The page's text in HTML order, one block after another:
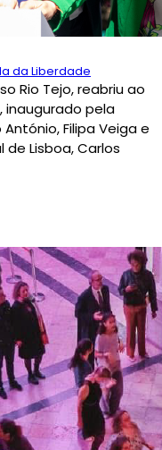
da Liberdade
Rio Tejo, reabriu ao
inaugurado pela
Filipa Veiga e
Lisboa, Carlos